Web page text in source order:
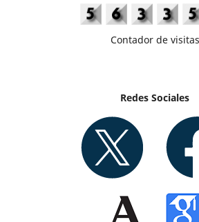
Contador de visitas
Redes Sociales